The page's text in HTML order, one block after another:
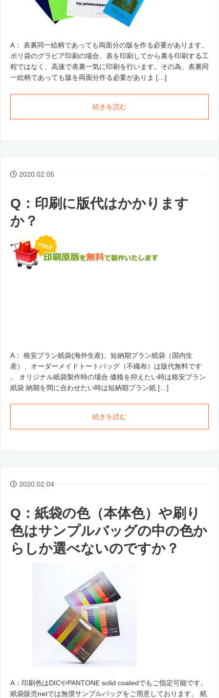
A： 表裏同一絵柄であっても両面分の版を作る必要があります。
ポリ袋のグラビア印刷の場合、表を印刷してから裏を印刷する工
程ではなく、高速で表裏一気に印刷を行います。その為、表裏同
一絵柄であっても版を両面分作る必要がありま […]
続きを読む
2020.02.05
Q：印刷に版代はかかります
か？
A： 格安プラン紙袋(海外生産)、短納期プラン紙袋（国内生
産）、オーダーメイドトートバッグ（不織布）は版代無料です
。 オリジナル紙袋製作時の場合 価格を抑えたい時は格安プラン
紙袋 納期を間に合わせたい時は短納期プラン紙 […]
続きを読む
2020.02.04
Q：紙袋の色（本体色）や刷り
色はサンプルバッグの中の色か
らしか選べないのですか？
A：印刷色はDICやPANTONE solid coatedでもご指定可能です。
紙袋販売netでは無償サンプルバッグをご用意しております。 紙